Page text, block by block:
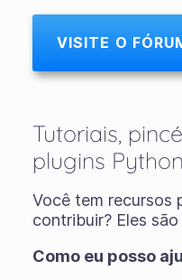
VISITE O
Tutoriais,
plugins Python
Você tem recursos
contribuir? Eles
Como eu posso